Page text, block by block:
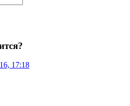
17:18